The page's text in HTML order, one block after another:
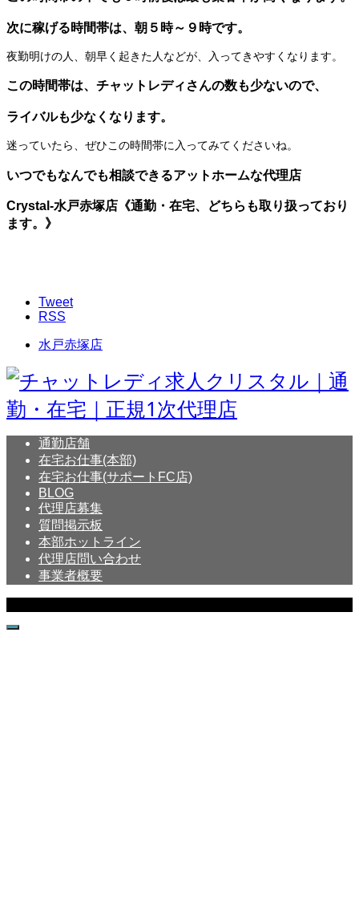
次に稼げる時間帯は、朝５時～９時です。
夜勤明けの人、朝早く起きた人などが、入ってきやすくなります。
この時間帯は、チャットレディさんの数も少ないので、
ライバルも少なくなります。
迷っていたら、ぜひこの時間帯に入ってみてくださいね。
いつでもなんでも相談できるアットホームな代理店
Crystal-水戸赤塚店《通勤・在宅、どちらも取り扱っており
ます。》
Tweet
RSS
水戸赤塚店
通勤店舗
在宅お仕事(本部)
在宅お仕事(サポートFC店)
BLOG
代理店募集
質問掲示板
本部ホットライン
代理店問い合わせ
事業者概要